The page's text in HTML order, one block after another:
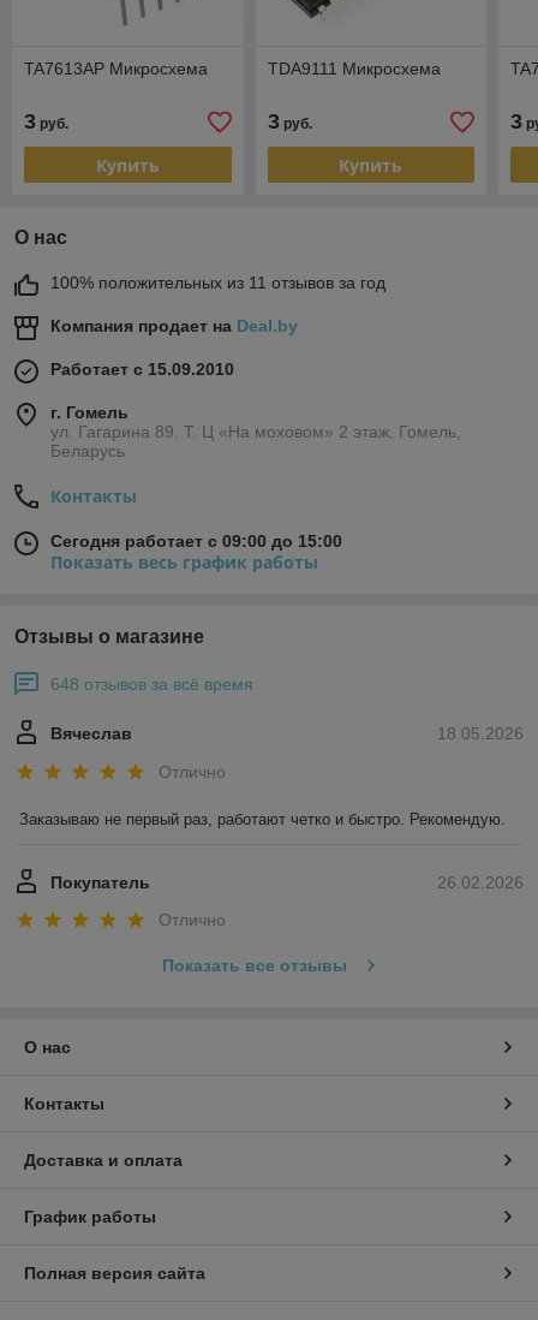
TA7613AP Микросхема
3 руб.
Купить
TDA9111 Микросхема
3руб.
Купить
3
О нас
100% положительных из 11 отзывов за год
Компания продает на Deal.by
Работает с 15.09.2010
г. Гомель
ул. Гагарина 89. Т. Ц «На моховом» 2 этаж, Гомель,
Беларусь
Контакты
Сегодня работает с 09:00 до 15:00
Показать весь график работы
Отзывы о магазине
648 отзывов за всё время
18.05.2026
Вячеслав
Отлично
Заказываю не первый раз, работают четко и быстро. Рекомендую.
26.02.2026
Покупатель
Отлично
Показать все отзывы
О нас
Контакты
Доставка и оплата
График работы
Полная версия сайта